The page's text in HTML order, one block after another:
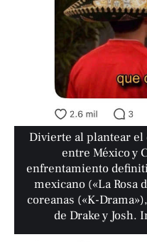
Divierte al plantear
entre México y
enfrentamiento
mexicano («La Rosa
coreanas («K-
de Drake y Josh.